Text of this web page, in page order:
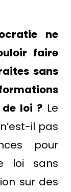
ne
faire
sans
loi ? Le
il pas
pour
loi sans
sur des